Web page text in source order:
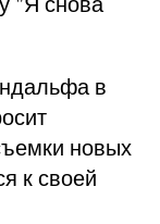
в
новых
к своей